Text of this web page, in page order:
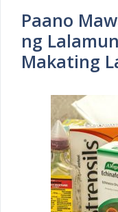
Paano
ng
Makating